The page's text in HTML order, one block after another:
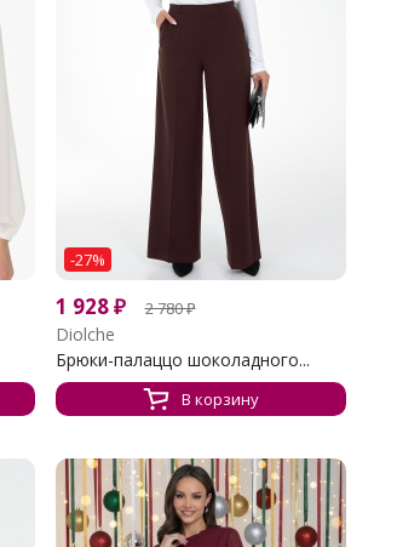
-27%
1 928₽ 2 780₽
Diolche
Брюки-палаццо шоколадного...
В корзину